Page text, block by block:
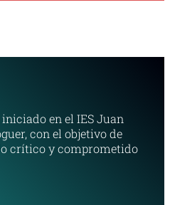
en el IES Juan
con el objetivo de
crítico y comprometido